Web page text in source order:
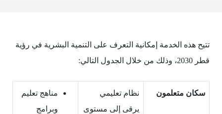
تتيح هذه الخدمة إمكانية التعرف على التنمية البشرية في رؤية
قطر 2030، وذلك من خلال الجدول التالي:
سكان متعلمون
نظام تعليمي
يرقى إلى مستوى
مناهج تعليم
وبرامج